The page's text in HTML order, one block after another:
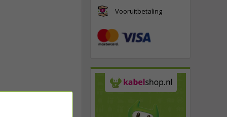
Vooruitbetaling